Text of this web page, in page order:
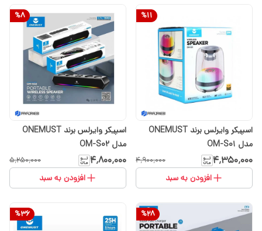
%11
اسپیکر وایرلس برند ONEMUST
مدل OM-S01
۴٬۳۵۰٬۰۰۰ ۴٬۹۰۰٬۰۰۰
افزودن به سبد
%8
اسپیکر وایرلس برند ONEMUST
مدل OM-S02
۴٬۸۰۰٬۰۰۰ ۵٬۲۵۰٬۰۰۰
افزودن به سبد
%28
%36